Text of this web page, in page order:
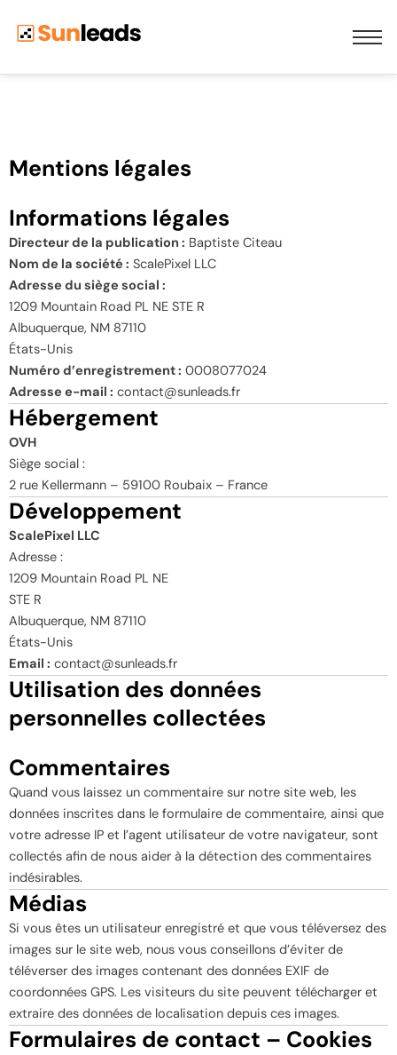
Mentions légales
Informations légales
Directeur de la publication : Baptiste Citeau
Nom de la société : ScalePixel LLC
Adresse du siège social :
1209 Mountain Road PL NE STE R
Albuquerque, NM 87110
États-Unis
Numéro d’enregistrement : 0008077024
Adresse e-mail : contact@sunleads.fr
Hébergement
OVH
Siège social :
2 rue Kellermann – 59100 Roubaix – France
Développement
ScalePixel LLC
Adresse :
1209 Mountain Road PL NE
STE R
Albuquerque, NM 87110
États-Unis
Email : contact@sunleads.fr
Utilisation des données
personnelles collectées
Commentaires
Quand vous laissez un commentaire sur notre site web, les
données inscrites dans le formulaire de commentaire, ainsi que
votre adresse IP et l’agent utilisateur de votre navigateur, sont
collectés afin de nous aider à la détection des commentaires
indésirables.
Médias
Si vous êtes un utilisateur enregistré et que vous téléversez des
images sur le site web, nous vous conseillons d’éviter de
téléverser des images contenant des données EXIF de
coordonnées GPS. Les visiteurs du site peuvent télécharger et
extraire des données de localisation depuis ces images.
Formulaires de contact – Cookies